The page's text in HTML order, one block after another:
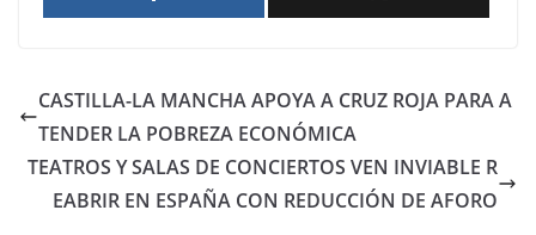
CASTILLA-LA MANCHA APOYA A CRUZ ROJA PARA A
TENDER LA POBREZA ECONÓMICA
TEATROS Y SALAS DE CONCIERTOS VEN INVIABLE R
EABRIR EN ESPAÑA CON REDUCCIÓN DE AFORO